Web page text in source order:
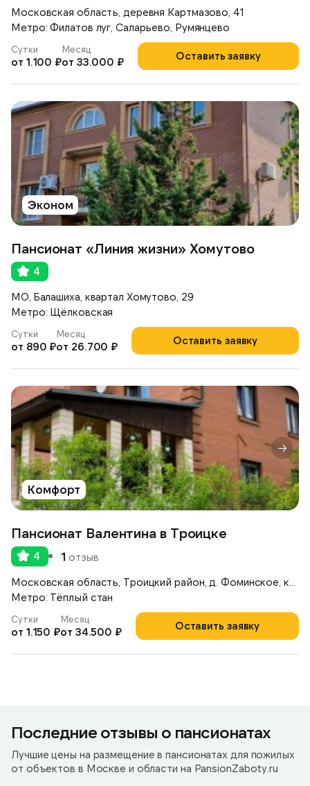
Московская область, деревня Картмазово, 41
Метро: Филатов луг, Саларьево, Румянцево
Оставить заявку
Сутки
от 1.100 ₽
Месяц
от 33.000 ₽
Эконом
Пансионат «Линия жизни» Хомутово
4
МО, Балашиха, квартал Хомутово, 29
Метро: Щёлковская
Оставить заявку
Сутки
от 890 ₽
Месяц
от 26.700 ₽
Комфорт
Пансионат Валентина в Троицке
4 1 отзыв
Метро: Тёплый стан
Оставить заявку
Сутки
от 1.150 ₽
Месяц
от 34.500 ₽
Последние отзывы о пансионатах
Лучшие цены на размещение в пансионатах для пожилых
от объектов в Москве и области на PansionZaboty.ru